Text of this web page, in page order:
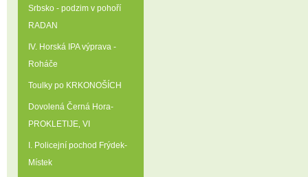
Srbsko - podzim v pohoří
RADAN
IV. Horská IPA výprava -
Roháče
Toulky po KRKONOŠÍCH
Dovolená Černá Hora-
PROKLETIJE‚ VI
I. Policejní pochod Frýdek-
Místek